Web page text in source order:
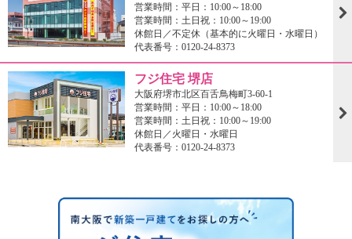
営業時間：平日：10:00～18:00
営業時間：土日祝：10:00～19:00
休館日／不定休（基本的に火曜日・水曜日）
代表番号：0120-24-8373
フジ住宅 堺店
大阪府堺市北区百舌鳥梅町3-60-1
営業時間：平日：10:00～18:00
営業時間：土日祝：10:00～19:00
休館日／火曜日・水曜日
代表番号：0120-24-8373